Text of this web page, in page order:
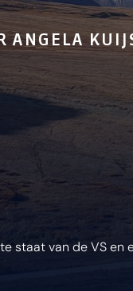
ANGELA
staat van de VS en